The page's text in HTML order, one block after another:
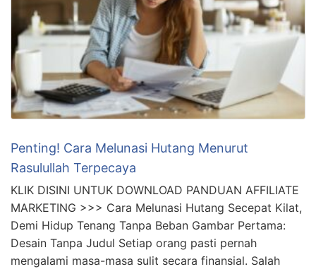
Penting! Cara Melunasi Hutang Menurut
Rasulullah Terpecaya
KLIK DISINI UNTUK DOWNLOAD PANDUAN AFFILIATE
MARKETING >>> Cara Melunasi Hutang Secepat Kilat,
Demi Hidup Tenang Tanpa Beban Gambar Pertama:
Desain Tanpa Judul Setiap orang pasti pernah